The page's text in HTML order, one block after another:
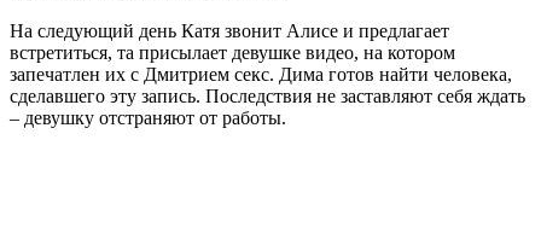
На следующий день Катя звонит Алисе и предлагает
встретиться, та присылает девушке видео, на котором
запечатлен их с Дмитрием секс. Дима готов найти человека,
сделавшего эту запись. Последствия не заставляют себя ждать
– девушку отстраняют от работы.